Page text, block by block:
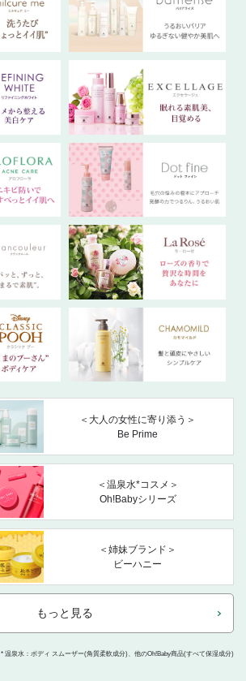
＜大人の女性に寄り添う＞
Be Prime
＜温泉水*コスメ＞
Oh!Babyシリーズ
＜姉妹ブランド＞
ビーハニー
もっと見る
* 温泉水：ボディ スムーザー(角質柔軟成分)、他のOh!Baby商品(すべて保湿成分)